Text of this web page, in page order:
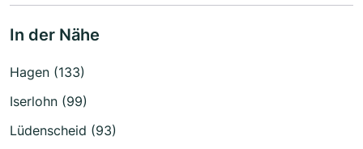
In der Nähe
Hagen (133)
Iserlohn (99)
Lüdenscheid (93)